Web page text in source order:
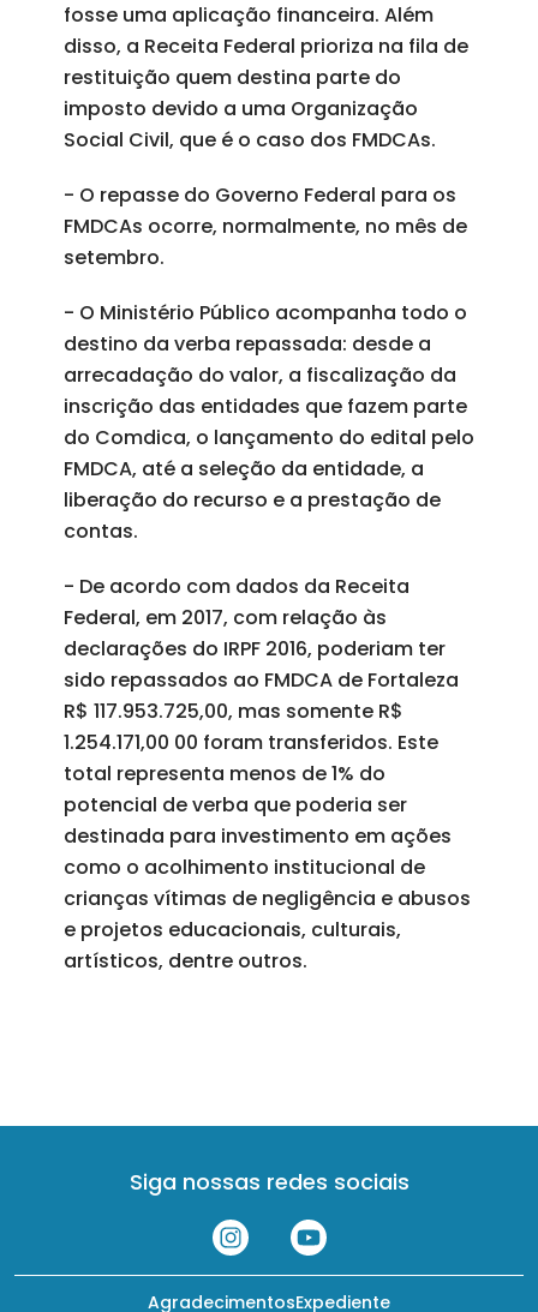
fosse uma aplicação financeira. Além
disso, a Receita Federal prioriza na fila de
restituição quem destina parte do
imposto devido a uma Organização
Social Civil, que é o caso dos FMDCAs.
- O repasse do Governo Federal para os
FMDCAs ocorre, normalmente, no mês de
setembro.
- O Ministério Público acompanha todo o
destino da verba repassada: desde a
arrecadação do valor, a fiscalização da
inscrição das entidades que fazem parte
do Comdica, o lançamento do edital pelo
FMDCA, até a seleção da entidade, a
liberação do recurso e a prestação de
contas.
- De acordo com dados da Receita
Federal, em 2017, com relação às
declarações do IRPF 2016, poderiam ter
sido repassados ao FMDCA de Fortaleza
R$ 117.953.725,00, mas somente R$
1.254.171,00 00 foram transferidos. Este
total representa menos de 1% do
potencial de verba que poderia ser
destinada para investimento em ações
como o acolhimento institucional de
crianças vítimas de negligência e abusos
e projetos educacionais, culturais,
artísticos, dentre outros.
Siga nossas redes sociais
Expediente
Agradecimentos